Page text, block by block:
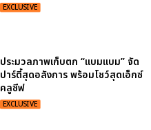
EXCLUSIVE
ประมวลภาพเก็บตก “แบมแบม” จัด
ปาร์ตี้สุดอลังการ พร้อมโชว์สุดเอ็กซ์
คลูซีฟ
EXCLUSIVE